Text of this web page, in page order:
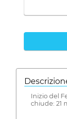
Inizio del
chiude: 21